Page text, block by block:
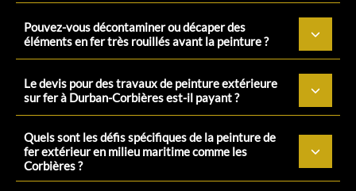
Pouvez-vous décontaminer ou décaper des
éléments en fer très rouillés avant la peinture ?
Le devis pour des travaux de peinture extérieure
sur fer à Durban-Corbières est-il payant ?
Quels sont les défis spécifiques de la peinture de
fer extérieur en milieu maritime comme les
Corbières ?